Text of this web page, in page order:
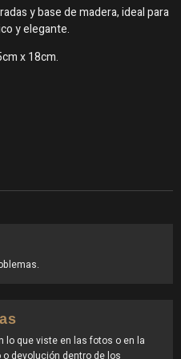
y base de madera, ideal para
y elegante.
x 18cm.
lo que viste en las fotos o en la
devolución dentro de los